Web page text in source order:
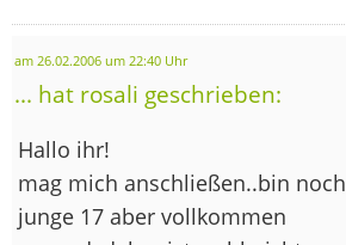
am 26.02.2006 um 22:40 Uhr
... hat rosali geschrieben:
Hallo ihr!
mag mich anschließen..bin noch
junge 17 aber vollkommen